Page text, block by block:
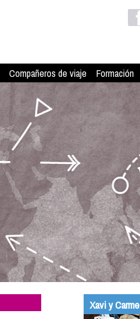
Compañeros de viaje Formación
Xavi y Carme